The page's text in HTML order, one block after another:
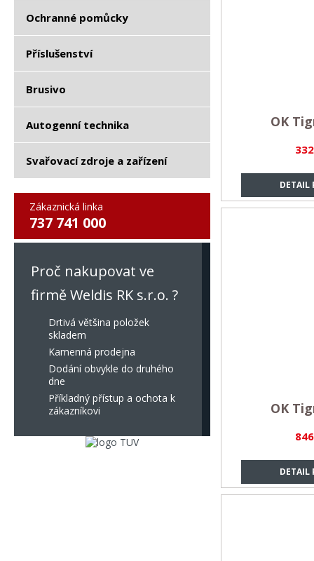
Ochranné pomůcky
Příslušenství
Brusivo
Autogenní technika
Svařovací zdroje a zařízení
Zákaznická linka
737 741 000
Proč nakupovat ve
firmě Weldis RK s.r.o. ?
Drtivá většina položek
skladem
Kamenná prodejna
Dodání obvykle do druhého
dne
Příkladný přístup a ochota k
zákazníkovi
DETAIL
OK
DETAIL
OK